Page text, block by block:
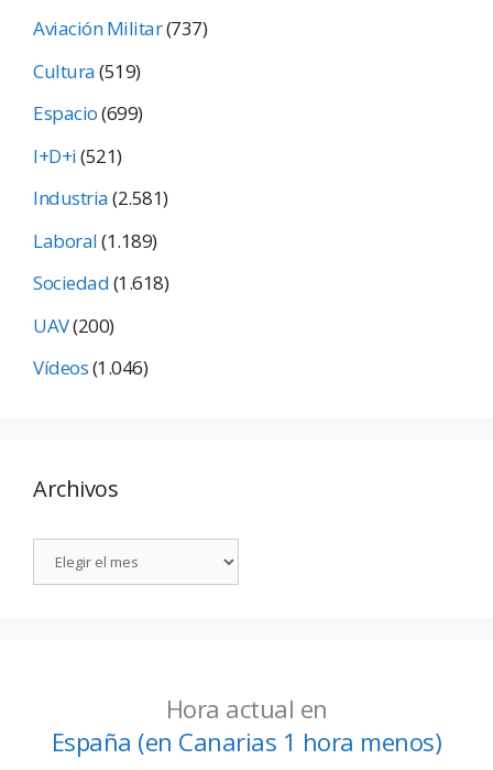
Aviación Militar(737)
Cultura(519)
Espacio(699)
I+D+i(521)
Industria(2.581)
Laboral(1.189)
Sociedad(1.618)
UAV(200)
Vídeos(1.046)
Archivos
Hora actual en
España (en Canarias 1 hora menos)